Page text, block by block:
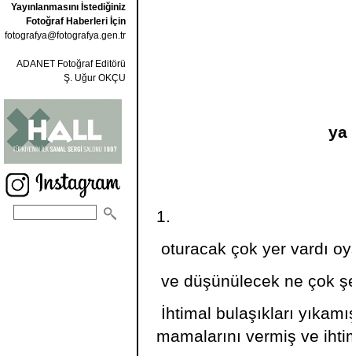
Yayınlanmasını İstediğiniz
Fotoğraf Haberleri İçin
fotografya@fotografya.gen.tr
ADANET Fotoğraf Editörü
Ş. Uğur OKÇU
ya
1.
oturacak çok yer vardı
ve düşünülecek ne çok
İhtimal bulaşıkları
mamalarını vermiş ve